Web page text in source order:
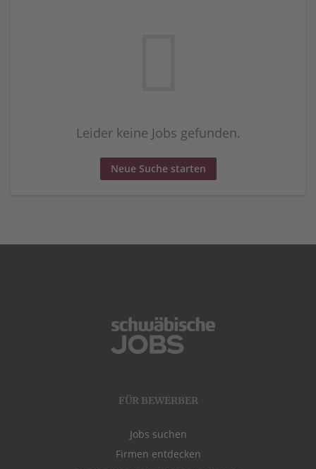
Leider keine Jobs gefunden.
Neue Suche starten
FÜR BEWERBER
Jobs suchen
Firmen entdecken